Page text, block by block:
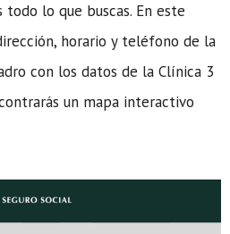
todo lo que buscas. En este
horario y teléfono de la
con los datos de la Clínica 3
un mapa interactivo